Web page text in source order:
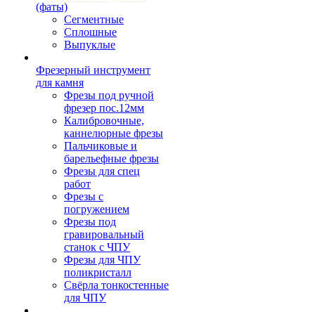
(фаты)
Сегментные
Сплошные
Выпуклые
Фрезерный инструмент
для камня
Фрезы под ручной
фрезер пос.12мм
Калибровочные,
каннелюрные фрезы
Пальчиковые и
барельефные фрезы
Фрезы для спец
работ
Фрезы с
погружением
Фрезы под
гравировальный
станок с ЧПУ
Фрезы для ЧПУ
поликристалл
Свёрла тонкостенные
для ЧПУ